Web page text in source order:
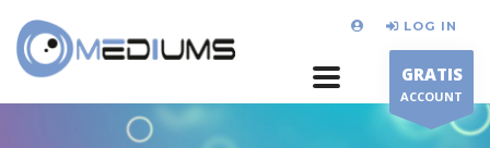
LOG IN
GRATIS
ACCOUNT